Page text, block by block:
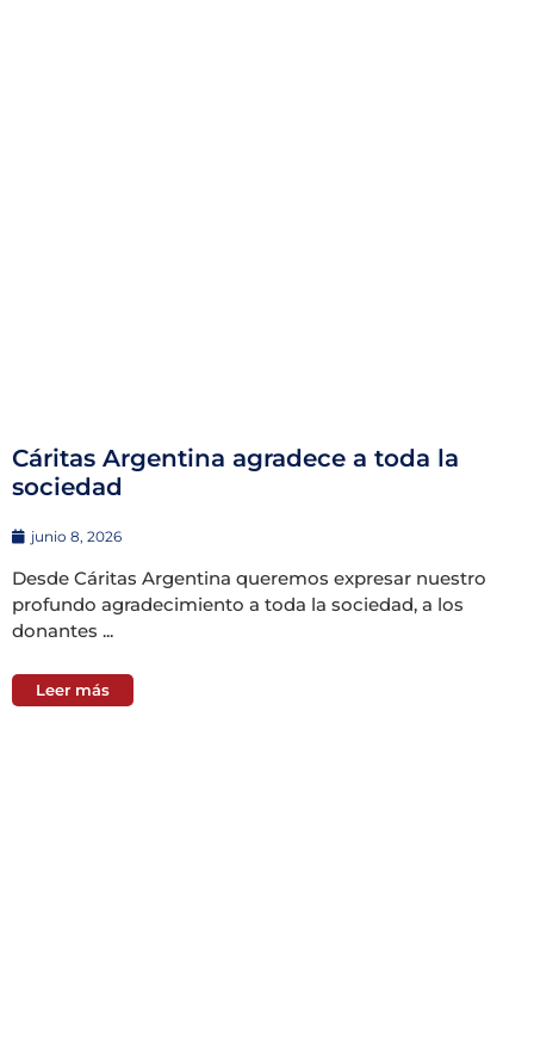
Cáritas Argentina agradece a toda la
sociedad
junio 8, 2026
Desde Cáritas Argentina queremos expresar nuestro
profundo agradecimiento a toda la sociedad, a los
donantes ...
Leer más